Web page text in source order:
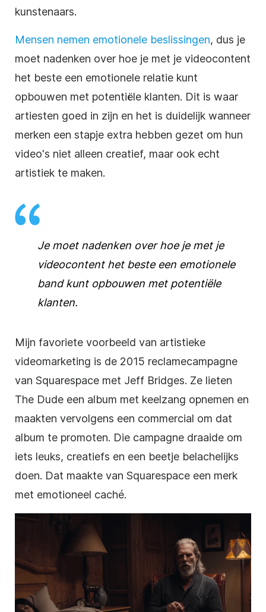
kunstenaars.
Mensen nemen emotionele beslissingen, dus je
moet nadenken over hoe je met je videocontent
het beste een emotionele relatie kunt
opbouwen met potentiële klanten. Dit is waar
artiesten goed in zijn en het is duidelijk wanneer
merken een stapje extra hebben gezet om hun
video's niet alleen creatief, maar ook echt
artistiek te maken.
Je moet nadenken over hoe je met je
videocontent het beste een emotionele
band kunt opbouwen met potentiële
klanten.
Mijn favoriete voorbeeld van artistieke
videomarketing is de 2015 reclamecampagne
van Squarespace met Jeff Bridges. Ze lieten
The Dude een album met keelzang opnemen en
maakten vervolgens een commercial om dat
album te promoten. Die campagne draaide om
iets leuks, creatiefs en een beetje belachelijks
doen. Dat maakte van Squarespace een merk
met emotioneel caché.